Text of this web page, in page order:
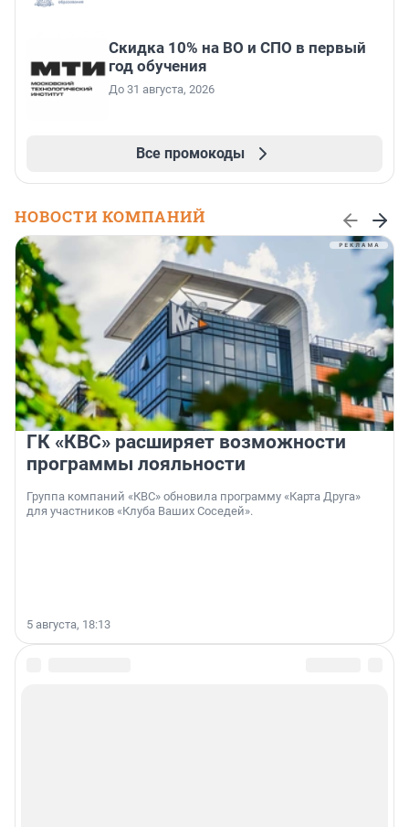
Скидка 10% на ВО и СПО в первый
год обучения
До 31 августа, 2026
Все промокоды
НОВОСТИ КОМПАНИЙ
ГК «КВС» расширяет возможности
программы лояльности
Группа компаний «КВС» обновила программу «Карта Друга»
для участников «Клуба Ваших Соседей».
5 августа, 18:13